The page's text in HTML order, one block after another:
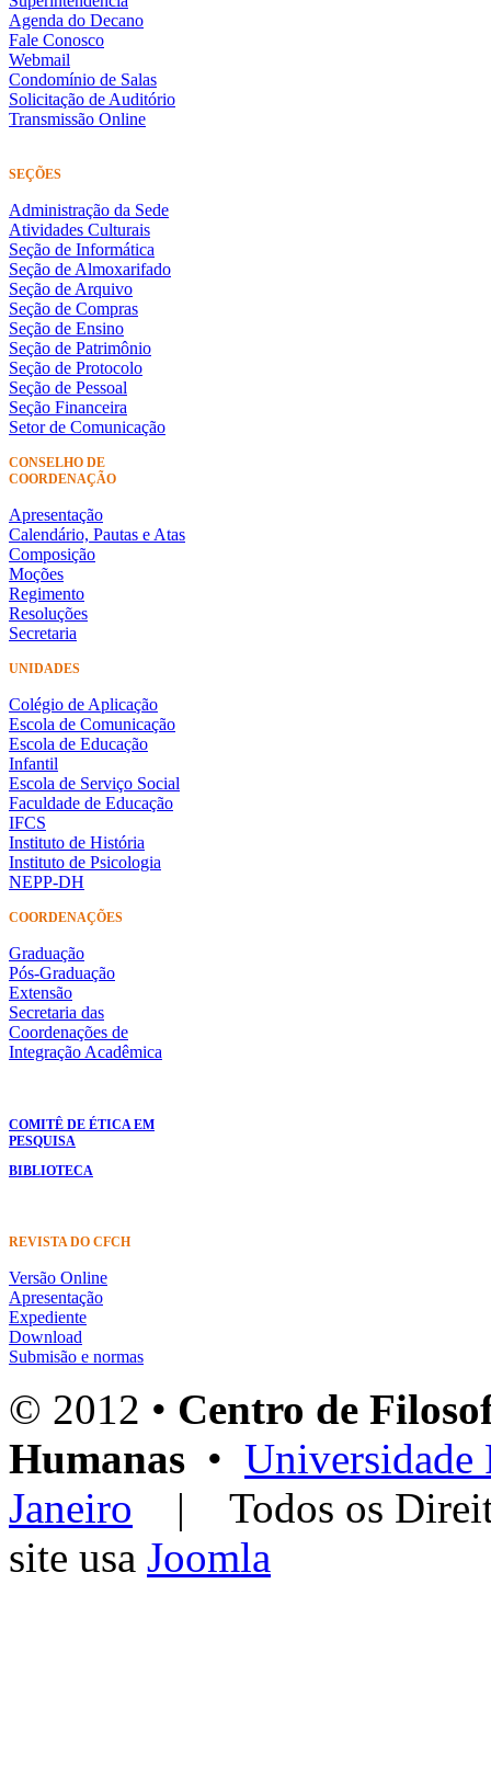
Agenda do Decano
Fale Conosco
Webmail
Condomínio de Salas
Solicitação de Auditório
Transmissão Online
SEÇÕES
Administração da Sede
Atividades Culturais
Seção de Informática
Seção de Almoxarifado
Seção de Arquivo
Seção de Compras
Seção de Ensino
Seção de Patrimônio
Seção de Protocolo
Seção de Pessoal
Seção Financeira
Setor de Comunicação
CONSELHO DE
COORDENAÇÃO
Apresentação
Calendário, Pautas e Atas
Composição
Moções
Regimento
Resoluções
Secretaria
UNIDADES
Colégio de Aplicação
Escola de Comunicação
Escola de Educação
Infantil
Escola de Serviço Social
Faculdade de Educação
IFCS
Instituto de História
Instituto de Psicologia
NEPP-DH
COORDENAÇÕES
Graduação
Pós-Graduação
Extensão
Secretaria das
Coordenações de
Integração Acadêmica
COMITÊ DE ÉTICA EM
PESQUISA
BIBLIOTECA
REVISTA DO CFCH
Versão Online
Apresentação
Expediente
Download
Submisão e normas
© 2012 • Centro de
Humanas • Universidade
Janeiro | Todos os
site usa Joomla